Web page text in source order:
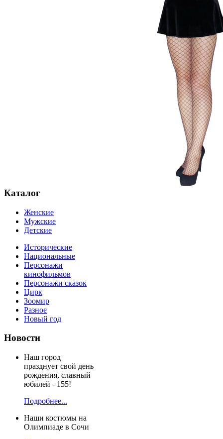
Каталог
Женские
Мужские
Детские
Исторические
Национальные
Персонажи
кинофильмов
Персонажи сказок
Цирк
Зоомир
Разное
Новый год
Новости
Наш город
празднует свой день
рождения, славный
юбилей - 155!
Подробнее...
Наши костюмы на
Олимпиаде в Сочи